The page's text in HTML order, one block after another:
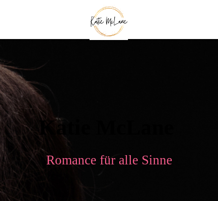
Katie McLane
Romance für alle Sinne